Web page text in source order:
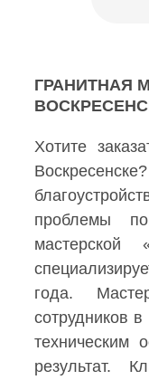
ГРАНИТНАЯ
Хотите
проблемы
мастерской
года.
сотрудников
техническим
результат.